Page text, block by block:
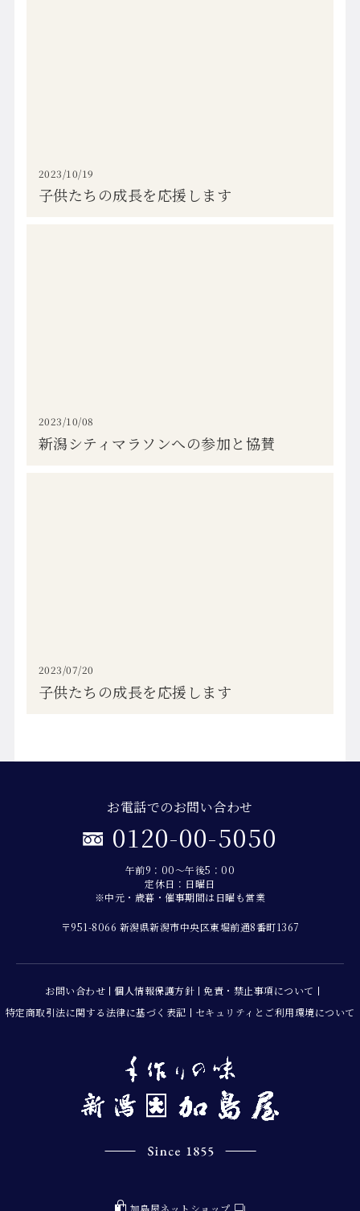
2023/10/19
子供たちの成長を応援します
2023/10/08
新潟シティマラソンへの参加と協賛
2023/07/20
子供たちの成長を応援します
お電話でのお問い合わせ
0120-00-5050
午前9：00～午後5：00
定休日：日曜日
※中元・歳暮・催事期間は日曜も営業
〒951-8066 新潟県新潟市中央区東堀前通8番町1367
お問い合わせ 個人情報保護方針
免責・禁止事項について
特定商取引法に関する法律に基づく表記
セキュリティとご利用環境について